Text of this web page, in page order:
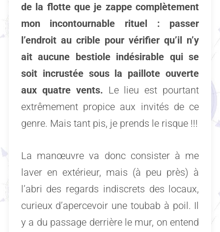
de la flotte que je zappe complètement
mon incontournable rituel : passer
l’endroit au crible pour vérifier qu’il n’y
ait aucune bestiole indésirable qui se
soit incrustée sous la paillote ouverte
aux quatre vents. Le lieu est pourtant
extrêmement propice aux invités de ce
genre. Mais tant pis, je prends le risque !!!
La manœuvre va donc consister à me
laver en extérieur, mais (à peu près) à
l’abri des regards indiscrets des locaux,
curieux d’apercevoir une toubab à poil. Il
y a du passage derrière le mur, on entend